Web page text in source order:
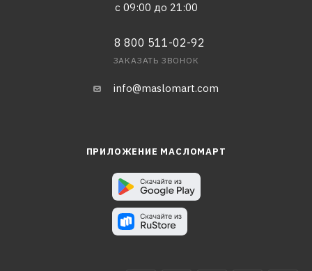
с 09:00 до 21:00
8 800 511-02-92
ЗАКАЗАТЬ ЗВОНОК
info@maslomart.com
ПРИЛОЖЕНИЕ МАСЛОМАРТ